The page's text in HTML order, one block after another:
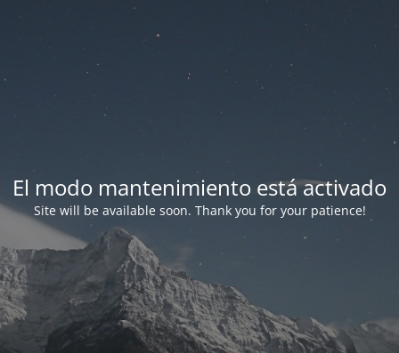
El modo mantenimiento está activado
Site will be available soon. Thank you for your patience!